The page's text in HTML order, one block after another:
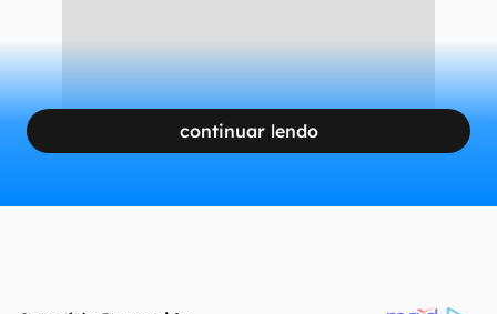
continuar lendo